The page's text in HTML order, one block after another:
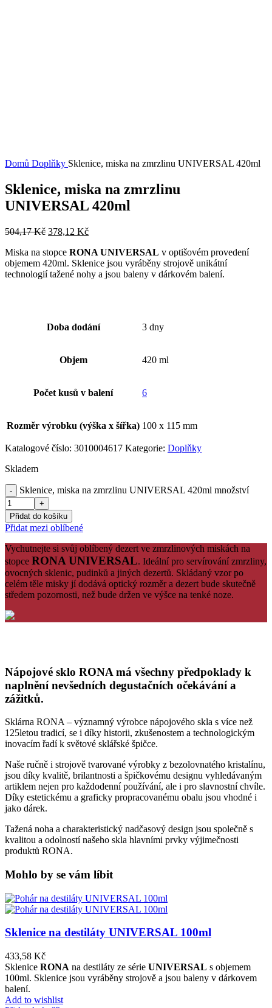
Domů Doplňky Sklenice, miska na zmrzlinu UNIVERSAL 420ml
Sklenice, miska na zmrzlinu
UNIVERSAL 420ml
504,17Kč 378,12 Kč
Miska na stopce RONA UNIVERSAL v optišovém provedení
objemem 420ml. Sklenice jsou vyráběny strojově unikátní
technologií tažené nohy a jsou baleny v dárkovém balení.
Doba dodání 3 dny
Objem 420 ml
Počet kusů v balení 6
Rozměr výrobku (výška x šířka) 100 x 115 mm
Katalogové číslo: 3010004617 Kategorie: Doplňky
Skladem
Sklenice, miska na zmrzlinu UNIVERSAL 420ml množství
Přidat do košíku
Přidat mezi oblíbené
Vychutnejte si svůj oblíbený dezert ve zmrzlinových miskách na
stopce RONA UNIVERSAL. Ideální pro servírování zmrzliny,
ovocných sklenic, pudinků a jiných dezertů. Skládaný vzor po
celém těle misky jí dodává optický rozměr a dezert bude skutečně
středem pozornosti, než bude držen ve výšce na tenké noze.
Nápojové sklo RONA má všechny předpoklady k
naplnění nevšedních degustačních očekávání a
zážitků.
Sklárna RONA – významný výrobce nápojového skla s více než
125letou tradicí, se i díky historii, zkušenostem a technologickým
inovacím řadí k světové sklářské špičce.
Naše ručně i strojově tvarované výrobky z bezolovnatého kristalínu,
jsou díky kvalitě, brilantnosti a špičkovému designu vyhledávaným
artiklem nejen pro každodenní používání, ale i pro slavnostní chvíle.
Díky estetickému a graficky propracovanému obalu jsou vhodné i
jako dárek.
Tažená noha a charakteristický nadčasový design jsou společně s
kvalitou a odolností našeho skla hlavními prvky výjimečnosti
produktů RONA.
Mohlo by se vám líbit
Sklenice na destiláty UNIVERSAL 100ml
433,58 Kč
Sklenice RONA na destiláty ze série UNIVERSAL s objemem
100ml. Sklenice jsou vyráběny strojově a jsou baleny v dárkovem
balení.
Add to wishlist